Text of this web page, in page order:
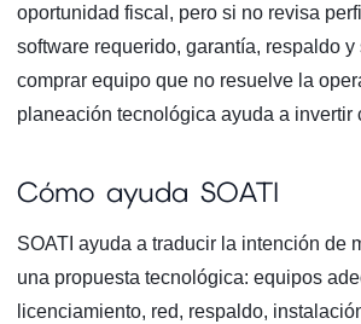
oportunidad fiscal, pero si no revisa
software requerido, garantía, respaldo y
comprar equipo que no resuelve la
planeación tecnológica ayuda a invertir
Cómo ayuda SOATI
SOATI ayuda a traducir la intención de
una propuesta tecnológica: equipos
licenciamiento, red, respaldo,